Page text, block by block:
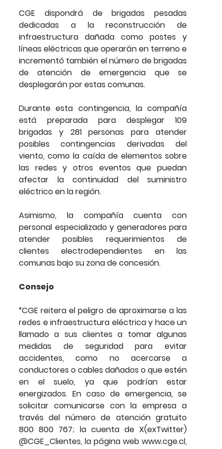
CGE dispondrá de brigadas pesadas
dedicadas a la reconstrucción de
infraestructura dañada como postes y
líneas eléctricas que operarán en terreno e
incrementó también el número de brigadas
de atención de emergencia que se
desplegarán por estas comunas.
Durante esta contingencia, la compañía
está preparada para desplegar 109
brigadas y 281 personas para atender
posibles contingencias derivadas del
viento, como la caída de elementos sobre
las redes y otros eventos que puedan
afectar la continuidad del suministro
eléctrico en la región.
Asimismo, la compañía cuenta con
personal especializado y generadores para
atender posibles requerimientos de
clientes electrodependientes en las
comunas bajo su zona de concesión.
Consejo
“CGE reitera el peligro de aproximarse a las
redes e infraestructura eléctrica y hace un
llamado a sus clientes a tomar algunas
medidas de seguridad para evitar
accidentes, como no acercarse a
conductores o cables dañados o que estén
en el suelo, ya que podrían estar
energizados. En caso de emergencia, se
solicitar comunicarse con la empresa a
través del número de atención gratuito
800 800 767; la cuenta de X(exTwitter)
@CGE_Clientes, la página web www.cge.cl,